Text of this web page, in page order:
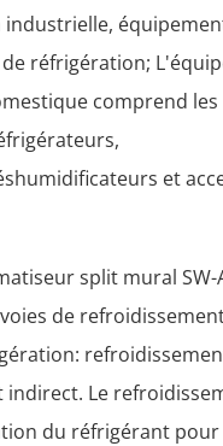
réfrigération;
comprend
et
de
indirect. Le
du réfrigérant